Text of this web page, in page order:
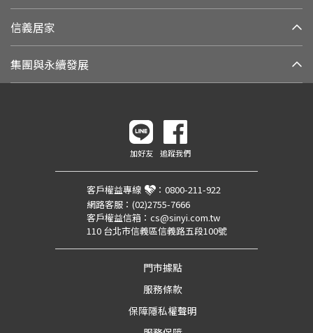
信義居家
集團與永續發展
加好友 追蹤我們
客戶權益專線 ： 0800-211-922
網路客服： (02)2755-7666
客戶權益信箱： cs@sinyi.com.tw
110 台北市信義區信義路五段100號
門市據點
服務條款
保障隱私權聲明